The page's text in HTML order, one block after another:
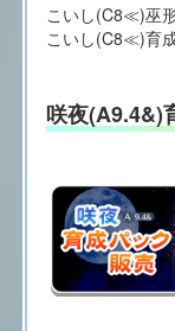
こいし(C8≪)巫
こいし(C8≪)育
咲夜(A9.4&)